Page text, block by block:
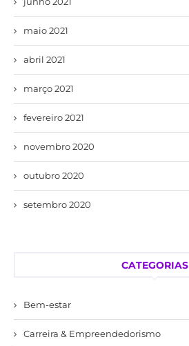
maio 2021
abril 2021
março 2021
fevereiro 2021
novembro 2020
outubro 2020
setembro 2020
CATEGORIAS
Bem-estar
Carreira & Empreendedorismo